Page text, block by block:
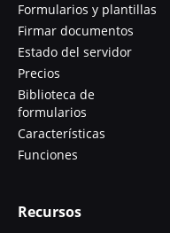
Formularios y plantillas
Firmar documentos
Estado del servidor
Precios
Biblioteca de
formularios
Características
Funciones
Recursos